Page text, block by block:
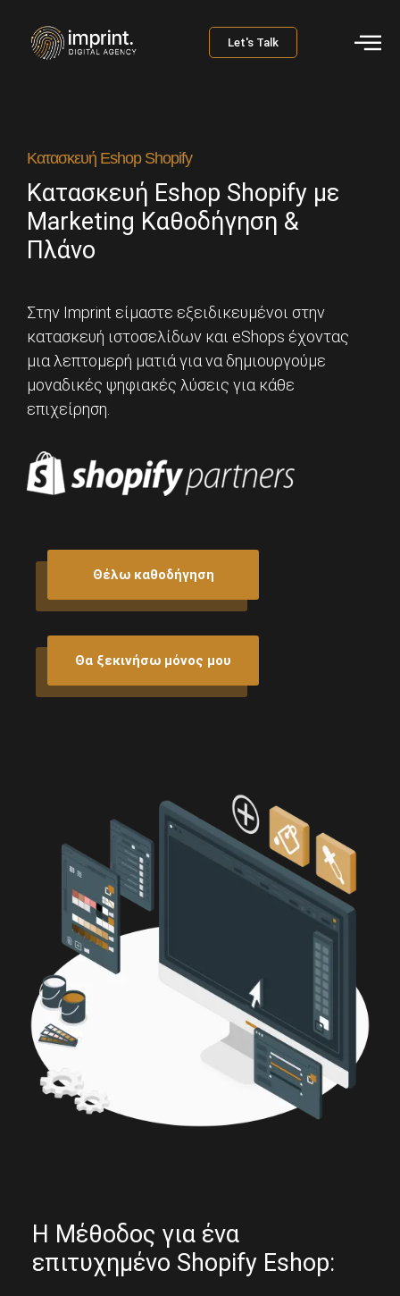
Let's Talk
Κατασκευή Eshop Shopify
Κατασκευή Eshop Shopify με
Marketing Καθοδήγηση &
Πλάνο
Στην Imprint είμαστε εξειδικευμένοι στην
κατασκευή ιστοσελίδων και eShops έχοντας
μια λεπτομερή ματιά για να δημιουργούμε
μοναδικές ψηφιακές λύσεις για κάθε
επιχείρηση.
Θέλω καθοδήγηση
Θα ξεκινήσω μόνος μου
Η Μέθοδος για ένα
επιτυχημένο Shopify Eshop: